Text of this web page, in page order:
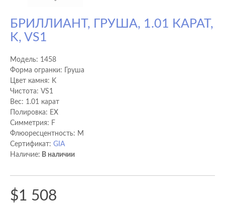
БРИЛЛИАНТ, ГРУША, 1.01 КАРАТ,
K, VS1
Модель: 1458
Форма огранки: Груша
Цвет камня: K
Чистота: VS1
Вес: 1.01 карат
Полировка: EX
Cимметрия: F
Флюоресцентность: M
Сертификат: GIA
Наличие: В наличии
$1 508